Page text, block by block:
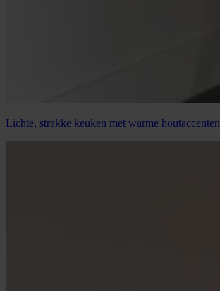
Lichte, strakke keuken met warme houtaccenten